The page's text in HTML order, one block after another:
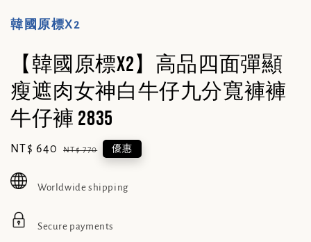
韓國原標X2
【韓國原標X2】高品四面彈顯
瘦遮肉女神白牛仔九分寬褲褲
牛仔褲 2835
Sale
NT$ 640 Regular
NT$ 770 優惠
Worldwide shipping
Secure payments